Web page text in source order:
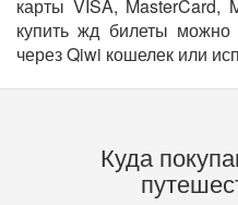
карты VISA,
купить жд билеты можно
через Qiwi кошелек или
Куда